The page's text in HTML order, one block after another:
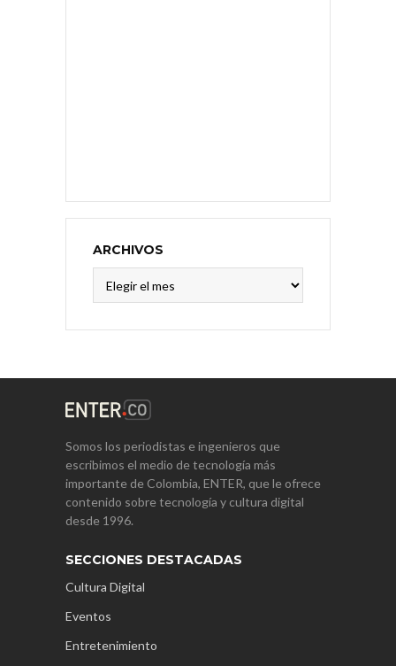
ARCHIVOS
Somos los periodistas e ingenieros que
escribimos el medio de tecnología más
importante de Colombia, ENTER, que le ofrece
contenido sobre tecnología y cultura digital
desde 1996.
SECCIONES DESTACADAS
Cultura Digital
Eventos
Entretenimiento